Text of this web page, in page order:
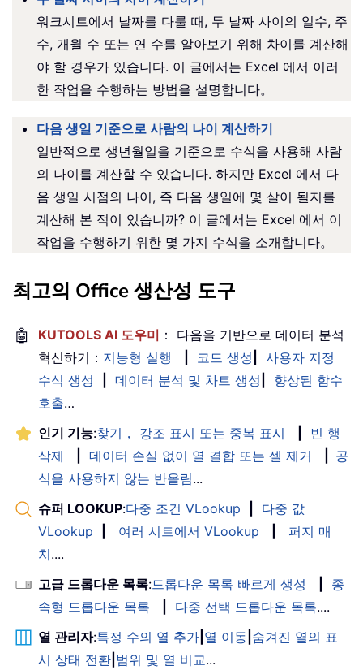
워크시트에서 날짜를 다룰 때, 두 날짜 사이의 일수, 주
수, 개월 수 또는 연 수를 알아보기 위해 차이를 계산해
야 할 경우가 있습니다. 이 글에서는 Excel 에서 이러
한 작업을 수행하는 방법을 설명합니다。
다음 생일 기준으로 사람의 나이 계산하기
일반적으로 생년월일을 기준으로 수식을 사용해 사람
의 나이를 계산할 수 있습니다. 하지만 Excel 에서 다
음 생일 시점의 나이, 즉 다음 생일에 몇 살이 될지를
계산해 본 적이 있습니까? 이 글에서는 Excel 에서 이
작업을 수행하기 위한 몇 가지 수식을 소개합니다。
최고의 Office 생산성 도구
🤖 KUTOOLS AI 도우미 ： 다음을 기반으로 데이터 분석
혁신하기： 지능형 실행 코드 생성
사용자 지정
수식 생성
데이터 분석 및 차트 생성
향상된 함수
호출…
인기 기능:찾기， 강조 표시 또는 중복 표시
빈 행
삭제
데이터 손실 없이 열 결합 또는 셀 제거
공
식을 사용하지 않는 반올림...
슈퍼 LOOKUP:다중 조건 VLookup
다중 값
VLookup
여러 시트에서 VLookup
퍼지 매
치....
고급 드롭다운 목록:드롭다운 목록 빠르게 생성
종
속형 드롭다운 목록
다중 선택 드롭다운 목록....
열 관리자:특정 수의 열 추가 열 이동 숨겨진 열의 표
시 상태 전환 범위 및 열 비교...